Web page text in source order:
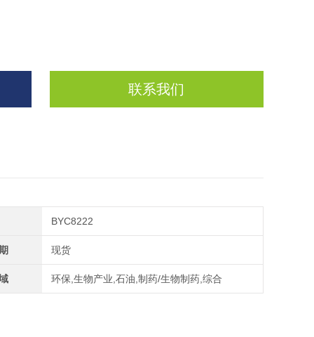
联系我们
BYC8222
现货
环保,生物产业,石油,制药/生物制药,综合